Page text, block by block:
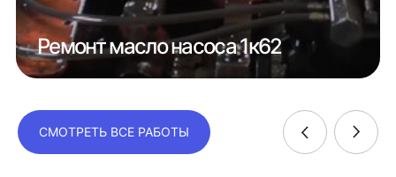
Ремонт масло насоса 1к62
СМОТРЕТЬ ВСЕ РАБОТЫ